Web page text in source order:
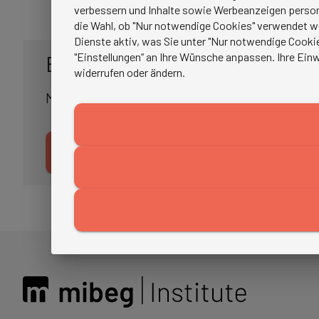
Bleiben Sie auf dem
Melden Sie sich jetzt für unseren Newsletter
JETZT ANMELDEN
verbessern und Inhalte sowie Werbeanzeigen
die Wahl, ob "Nur notwendige Cookies" verwendet
Dienste aktiv, was Sie unter "Nur notwendige
"Einstellungen“ an Ihre Wünsche anpassen. Ihre
widerrufen oder ändern.